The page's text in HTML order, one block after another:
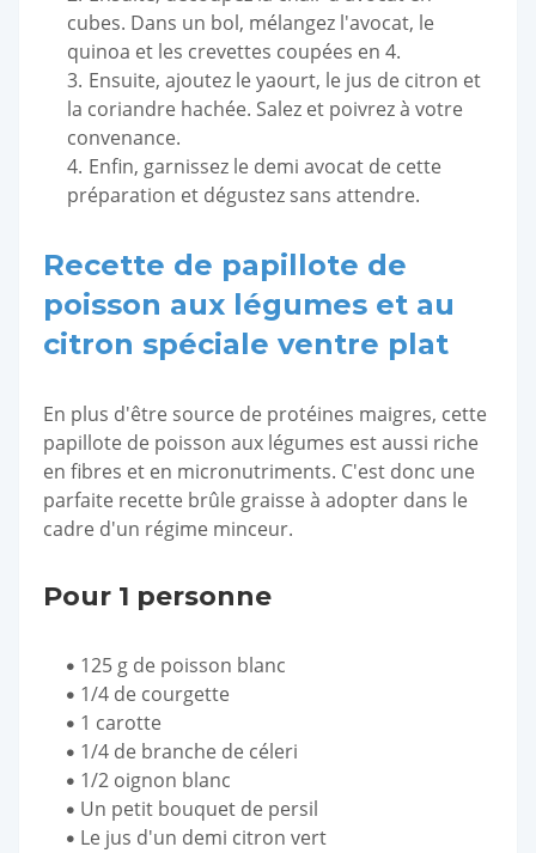
cubes. Dans un bol, mélangez l'avocat, le
quinoa et les crevettes coupées en 4.
Ensuite, ajoutez le yaourt, le jus de citron et
la coriandre hachée. Salez et poivrez à votre
convenance.
Enfin, garnissez le demi avocat de cette
préparation et dégustez sans attendre.
Recette de papillote de
poisson aux légumes et au
citron spéciale ventre plat
En plus d'être source de protéines maigres, cette
papillote de poisson aux légumes est aussi riche
en fibres et en micronutriments. C'est donc une
parfaite recette brûle graisse à adopter dans le
cadre d'un régime minceur.
Pour 1 personne
125 g de poisson blanc
1/4 de courgette
1 carotte
1/4 de branche de céleri
1/2 oignon blanc
Un petit bouquet de persil
Le jus d'un demi citron vert